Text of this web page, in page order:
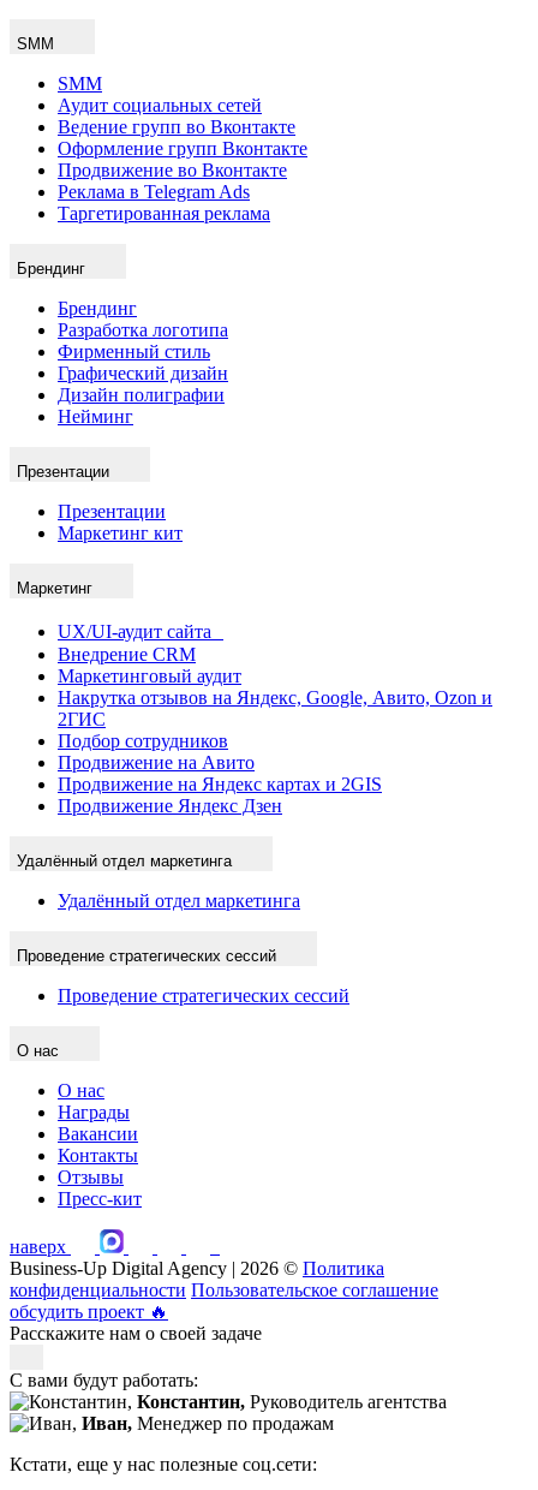
SMM
SMM
Аудит социальных сетей
Ведение групп во Вконтакте
Оформление групп Вконтакте
Продвижение во Вконтакте
Реклама в Telegram Ads
Таргетированная реклама
Брендинг
Брендинг
Разработка логотипа
Фирменный стиль
Графический дизайн
Дизайн полиграфии
Нейминг
Презентации
Презентации
Маркетинг кит
Маркетинг
UX/UI-аудит сайта
Внедрение CRM
Маркетинговый аудит
Накрутка отзывов на Яндекс, Google, Авито, Ozon и
2ГИС
Подбор сотрудников
Продвижение на Авито
Продвижение на Яндекс картах и 2GIS
Продвижение Яндекс Дзен
Удалённый отдел маркетинга
Удалённый отдел маркетинга
Проведение стратегических сессий
Проведение стратегических сессий
О нас
О нас
Награды
Вакансии
Контакты
Отзывы
Пресс-кит
наверх
Business-Up Digital Agency | 2026 © Политика
конфиденциальности Пользовательское соглашение
обсудить проект 🔥
Расскажите нам о своей задаче
С вами будут работать:
Константин, Руководитель агентства
Иван, Менеджер по продажам
Кстати, еще у нас полезные соц.сети: